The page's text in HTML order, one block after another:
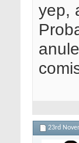
yep,
23rd